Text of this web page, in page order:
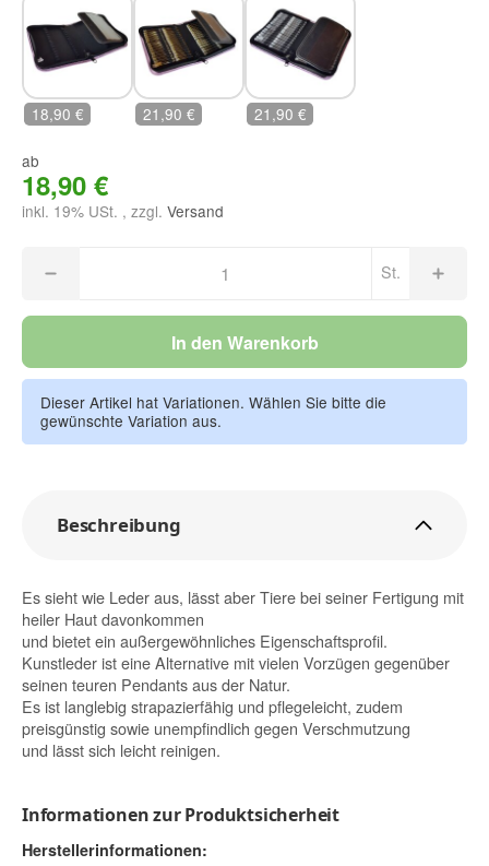
ohne Glasröhrchen
18,90 € mit Braunglasröhrchen
21,90 € mit Klarglasröhrchen
21,90 €
ab
18,90 €
inkl. 19% USt. , zzgl. Versand
St.
In den Warenkorb
Dieser Artikel hat Variationen. Wählen Sie bitte die
gewünschte Variation aus.
Beschreibung
Es sieht wie Leder aus, lässt aber Tiere bei seiner Fertigung mit
heiler Haut davonkommen
und bietet ein außergewöhnliches Eigenschaftsprofil.
Kunstleder ist eine Alternative mit vielen Vorzügen gegenüber
seinen teuren Pendants aus der Natur.
Es ist langlebig strapazierfähig und pflegeleicht, zudem
preisgünstig sowie unempfindlich gegen Verschmutzung
und lässt sich leicht reinigen.
Informationen zur Produktsicherheit
Herstellerinformationen: